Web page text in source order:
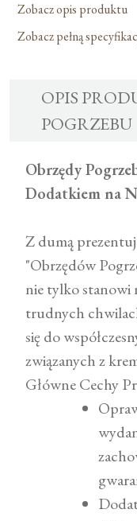
Zobacz opis produktu
Zobacz pełną
OPIS
POGRZEBU
Obrzędy
Dodatkiem na
Z dumą
"Obrzędów
nie tylko stanowi
trudnych
się do
związanych z
Główne Cechy